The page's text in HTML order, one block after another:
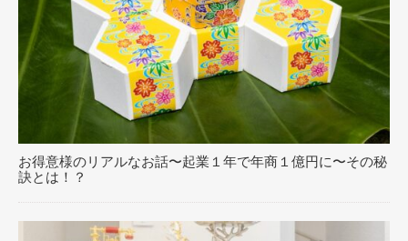
お得意様のリアルなお話〜起業１年で年商１億円に〜その秘
訣とは！？